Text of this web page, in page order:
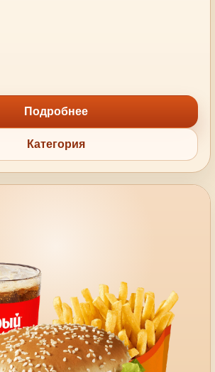
Подробнее
Категория